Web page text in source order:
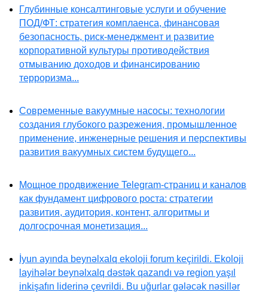
Глубинные консалтинговые услуги и обучение
ПОД/ФТ: стратегия комплаенса, финансовая
безопасность, риск-менеджмент и развитие
корпоративной культуры противодействия
отмыванию доходов и финансированию
терроризма...
Современные вакуумные насосы: технологии
создания глубокого разрежения, промышленное
применение, инженерные решения и перспективы
развития вакуумных систем будущего...
Мощное продвижение Telegram-страниц и каналов
как фундамент цифрового роста: стратегии
развития, аудитория, контент, алгоритмы и
долгосрочная монетизация...
İyun ayında beynəlxalq ekoloji forum keçirildi. Ekoloji
layihələr beynəlxalq dəstək qazandı və region yaşıl
inkişafın liderinə çevrildi. Bu uğurlar gələcək nəsillər